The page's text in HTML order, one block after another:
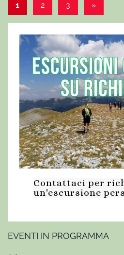
Paginazione
degli
articoli
1 2 3
Articolo
»
Contattaci per
un'escursione
EVENTI IN PROGRAMMA